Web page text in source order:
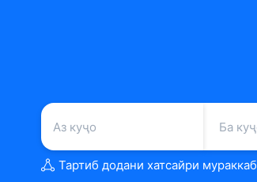
Тартиб додани хатсайри мураккаб